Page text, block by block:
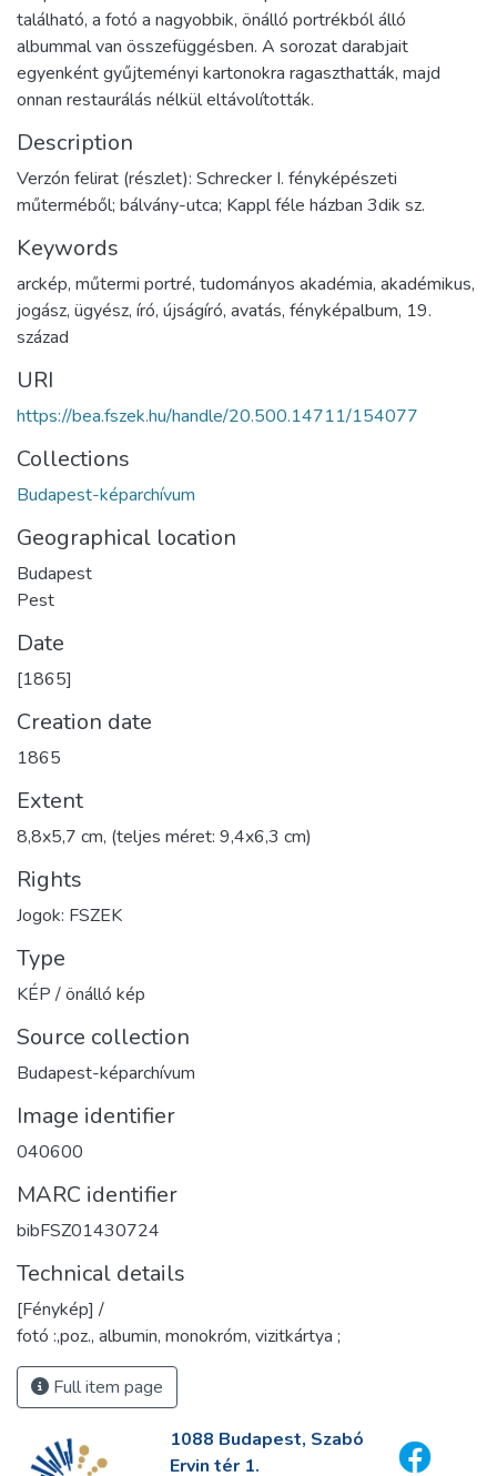
található, a fotó a nagyobbik, önálló portrékból álló
albummal van összefüggésben. A sorozat darabjait
egyenként gyűjteményi kartonokra ragaszthatták, majd
onnan restaurálás nélkül eltávolították.
Description
Verzón felirat (részlet): Schrecker I. fényképészeti
műterméből; bálvány-utca; Kappl féle házban 3dik sz.
Keywords
arckép, műtermi portré, tudományos akadémia, akadémikus,
jogász, ügyész, író, újságíró, avatás, fényképalbum, 19.
század
URI
https://bea.fszek.hu/handle/20.500.14711/154077
Collections
Budapest-képarchívum
Geographical location
Budapest
Pest
Date
[1865]
Creation date
1865
Extent
8,8x5,7 cm, (teljes méret: 9,4x6,3 cm)
Rights
Jogok: FSZEK
Type
KÉP / önálló kép
Source collection
Budapest-képarchívum
Image identifier
040600
MARC identifier
bibFSZ01430724
Technical details
[Fénykép] /
fotó :,poz., albumin, monokróm, vizitkártya ;
Full item page
1088 Budapest, Szabó
Ervin tér 1.